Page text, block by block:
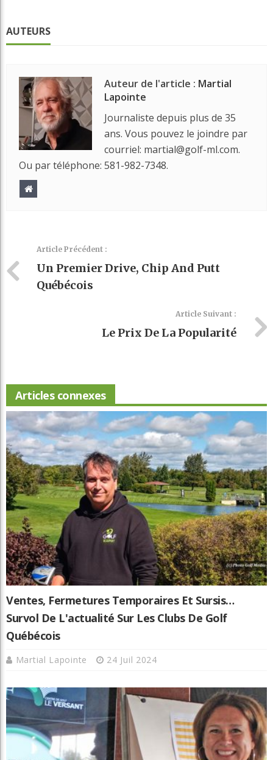
AUTEURS
Auteur de l'article : Martial
Lapointe
Journaliste depuis plus de 35
ans. Vous pouvez le joindre par
courriel: martial@golf-ml.com.
Ou par téléphone: 581-982-7348.
Article Précédent :
Un Premier Drive, Chip And Putt
Québécois
Article Suivant :
Le Prix De La Popularité
Articles connexes
Ventes, Fermetures Temporaires Et Sursis…
Survol De L'actualité Sur Les Clubs De Golf
Québécois
Martial Lapointe 24 Juil 2024